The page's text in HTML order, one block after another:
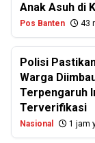
Anak Asuh di
Pos Banten 43
Polisi
Warga
Terpengaruh
Terverifikasi
Nasional 1 jam